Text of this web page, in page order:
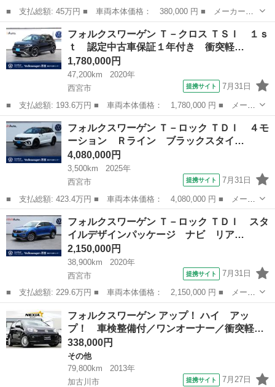
■ 支払総額: 45万円 ■ 車両本体価格： 380,000 円 ■ メーカー
名： フォルクスワーゲン ■ 車種名： ニュービートル ■ グレー
ド名： ベースグレード ベースグレード、フルノーマル ＥＴＣ
カセットステレオ...
大阪 堺市 ニュービートル
フォルクスワーゲン Ｔ－クロス ＴＳＩ １ｓ
ｔ 認定中古車保証１年付き 衝突軽…
1,780,000円
47,200km
2020年
西宮市
提携サイト 7月31日
■ 支払総額: 193.6万円 ■ 車両本体価格： 1,780,000 円 ■ メーカ
ー名： フォルクスワーゲン ■ 車種名： Ｔ－クロス ■ グレード
名： ＴＳＩ １ｓｔ 認定中古車保証１年付き 衝突軽減ブレー
キ ＬＥＤ...
兵庫 西宮市 フォルクスワーゲン
フォルクスワーゲン Ｔ－ロック ＴＤＩ ４モ
ーション Ｒライン ブラックスタイ…
4,080,000円
3,500km
2025年
西宮市
提携サイト 7月31日
■ 支払総額: 423.4万円 ■ 車両本体価格： 4,080,000 円 ■ メーカ
ー名： フォルクスワーゲン ■ 車種名： Ｔ－ロック ■ グレード
名： ＴＤＩ ４モーション Ｒライン ブラックスタイル 弊社デ
モカー登...
兵庫 西宮市 フォルクスワーゲン
フォルクスワーゲン Ｔ－ロック ＴＤＩ スタ
イルデザインパッケージ ナビ リア…
2,150,000円
38,900km
2020年
西宮市
提携サイト 7月31日
■ 支払総額: 229.6万円 ■ 車両本体価格： 2,150,000 円 ■ メーカ
ー名： フォルクスワーゲン ■ 車種名： Ｔ－ロック ■ グレード
名： ＴＤＩ スタイルデザインパッケージ ナビ リアカメラ Ｌ
ＥＤヘッ...
西宮市 フォルクスワーゲン
フォルクスワーゲン アップ！ ハイ アッ
プ！ 車検整備付／ワンオーナー／衝突軽…
338,000円
その他
79,800km
2013年
加古川市
提携サイト 7月27日